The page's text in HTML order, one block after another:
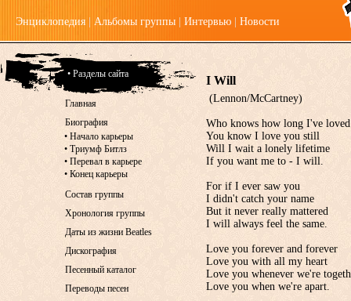
Энциклопедия Альбомы группы Интервью Новости
I Will
(Lennon/McCartney)
Who knows how long I've
You know I love you still
Will I wait a lonely lifetime
If you want me to - I will.
For if I ever saw you
I didn't catch your name
But it never really mattered
I will always feel the same.
Love you forever and forever
Love you with all my heart
Love you whenever we're
Love you when we're apart.
• Разделы сайта
Главная
Биография
• Начало карьеры
• Триумф Битлз
• Перевал в карьере
• Конец карьеры
Состав группы
Хронология группы
Даты из жизни Beatles
Дискография
Песенный каталог
Переводы песен